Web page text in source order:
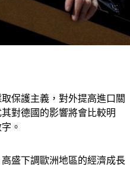
保護主義，對外提高進口關
對德國的影響將會比較明
。
盛下調歐洲地區的經濟成長